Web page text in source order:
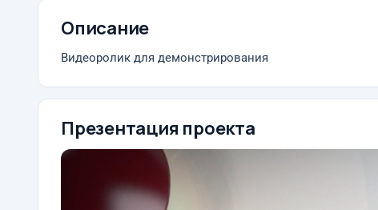
Описание
Видеоролик для демонстрирования
Презентация проекта